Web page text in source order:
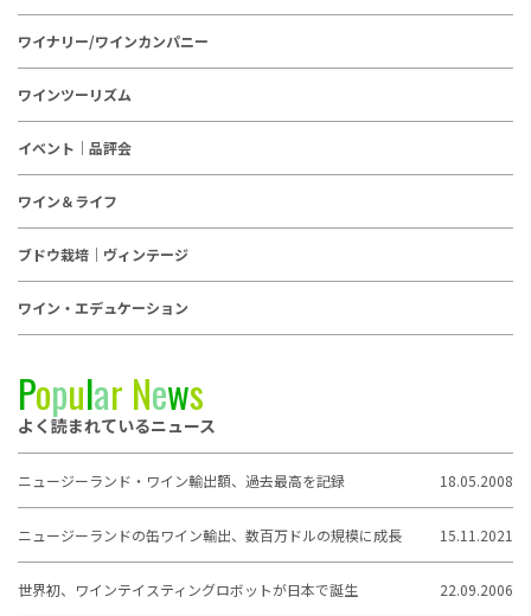
ワイナリー/ワインカンパニー
ワインツーリズム
イベント｜品評会
ワイン＆ライフ
ブドウ栽培｜ヴィンテージ
ワイン・エデュケーション
Popular News
よく読まれているニュース
ニュージーランド・ワイン輸出額、過去最高を記録 18.05.2008
ニュージーランドの缶ワイン輸出、数百万ドルの規模に成長 15.11.2021
世界初、ワインテイスティングロボットが日本で誕生 22.09.2006